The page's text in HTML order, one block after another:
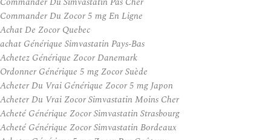
Commander Du Zocor 5 mg En Ligne
Achat De Zocor Quebec
achat Générique Simvastatin Pays-Bas
Achetez Générique Zocor Danemark
Ordonner Générique 5 mg Zocor Suède
Acheter Du Vrai Générique Zocor 5 mg Japon
Acheter Du Vrai Zocor Simvastatin Moins Cher
Acheté Générique Zocor Simvastatin Strasbourg
Acheté Générique Zocor Simvastatin Bordeaux